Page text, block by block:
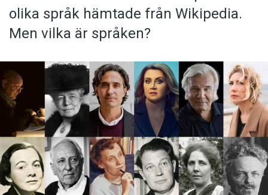
olika språk hämtade från Wikipedia.
Men vilka är språken?